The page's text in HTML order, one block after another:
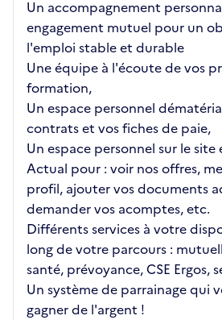
Un accompagnement
engagement mutuel pour un
l'emploi stable et durable
Une équipe à l'écoute de vos
formation,
Un espace personnel
contrats et vos fiches de paie,
Un espace personnel sur le
Actual pour : voir nos offres,
profil, ajouter vos documents
demander vos acomptes, etc.
Différents services à votre
long de votre parcours :
santé, prévoyance, CSE Ergos,
Un système de parrainage qui
gagner de l'argent !